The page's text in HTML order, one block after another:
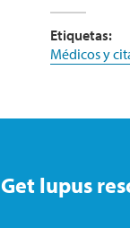
Etiquetas:
Médicos y
Get lupus